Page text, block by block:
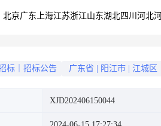
北京广东 上海江苏浙江山东湖北四川 河北
标｜招标公告 广东省 阳江市 江城区
XJD202406150044